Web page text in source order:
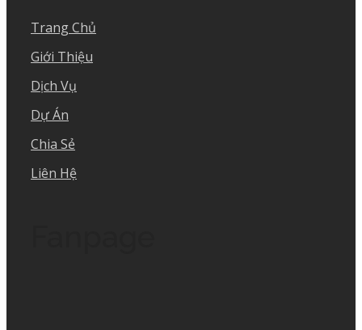
Trang Chủ
Giới Thiệu
Dịch Vụ
Dự Án
Chia Sẻ
Liên Hệ